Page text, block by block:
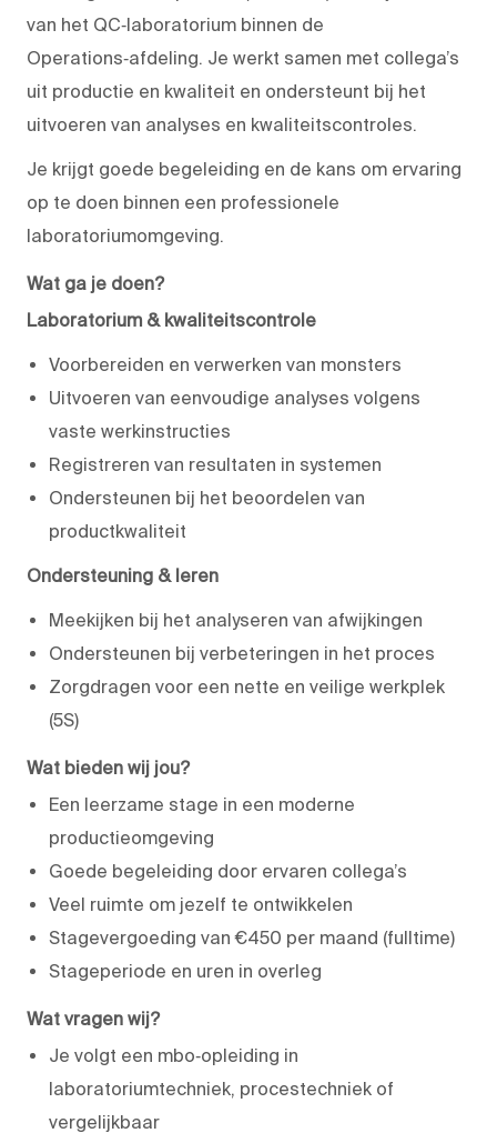
van het QC‑laboratorium binnen de
Operations‑afdeling. Je werkt samen met collega’s
uit productie en kwaliteit en ondersteunt bij het
uitvoeren van analyses en kwaliteitscontroles.
Je krijgt goede begeleiding en de kans om ervaring
op te doen binnen een professionele
laboratoriumomgeving.
Wat ga je doen?
Laboratorium & kwaliteitscontrole
Voorbereiden en verwerken van monsters
Uitvoeren van eenvoudige analyses volgens
vaste werkinstructies
Registreren van resultaten in systemen
Ondersteunen bij het beoordelen van
productkwaliteit
Ondersteuning & leren
Meekijken bij het analyseren van afwijkingen
Ondersteunen bij verbeteringen in het proces
Zorgdragen voor een nette en veilige werkplek
(5S)
Wat bieden wij jou?
Een leerzame stage in een moderne
productieomgeving
Goede begeleiding door ervaren collega’s
Veel ruimte om jezelf te ontwikkelen
Stagevergoeding van €450 per maand (fulltime)
Stageperiode en uren in overleg
Wat vragen wij?
Je volgt een mbo‑opleiding in
laboratoriumtechniek, procestechniek of
vergelijkbaar